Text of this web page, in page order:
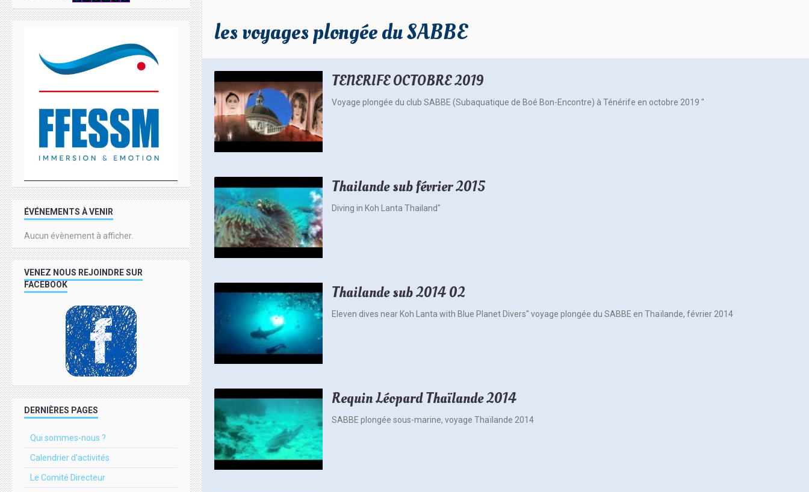
les voyages plongée du SABBE
TENERIFE OCTOBRE 2019
Voyage plongée du club SABBE (Subaquatique de Boé Bon-Encontre) à Ténérife en octobre 2019 "
Thailande sub février 2015
Diving in Koh Lanta Thailand"
Thailande sub 2014 02
Eleven dives near Koh Lanta with Blue Planet Divers" voyage plongée du SABBE en Thaïlande, février 2014
Requin Léopard Thaïlande 2014
SABBE plongée sous-marine, voyage Thaïlande 2014
ÉVÉNEMENTS À VENIR
Aucun évènement à afficher.
VENEZ NOUS REJOINDRE SUR
FACEBOOK
DERNIÈRES PAGES
Qui sommes-nous ?
Calendrier d'activités
Le Comité Directeur